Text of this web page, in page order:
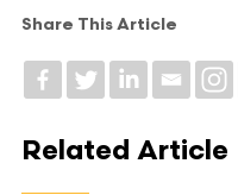
Share This Article
Related Article